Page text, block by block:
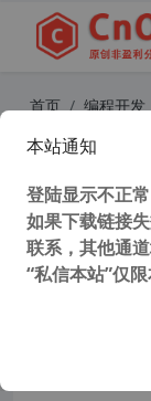
首页 编程开发
独家汉化
2 中文汉
具 ts汉化
48,858 次浏览
本站通知
登陆显示不正
如果下载链接
联系，其他通
“私信本站”仅